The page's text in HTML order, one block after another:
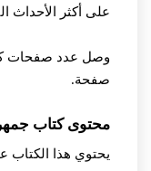
على أكثر الأحداث
صفحة.
محتوى كتاب
يحتوي هذا الكتاب